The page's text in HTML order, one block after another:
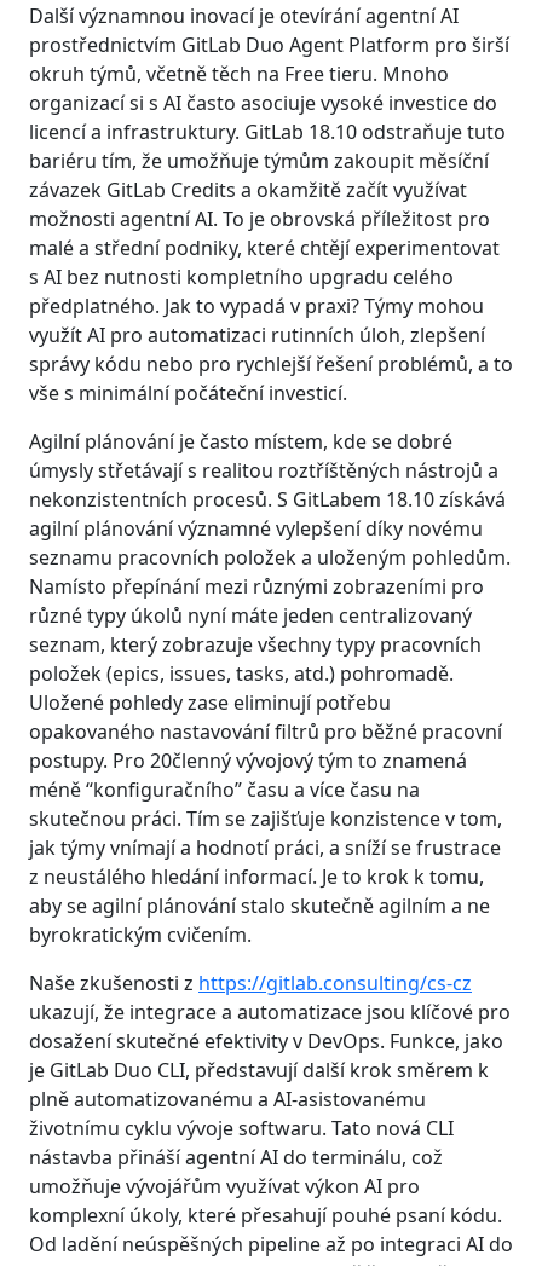
Další významnou inovací je otevírání agentní AI
prostřednictvím GitLab Duo Agent Platform pro širší
okruh týmů, včetně těch na Free tieru. Mnoho
organizací si s AI často asociuje vysoké investice do
licencí a infrastruktury. GitLab 18.10 odstraňuje tuto
bariéru tím, že umožňuje týmům zakoupit měsíční
závazek GitLab Credits a okamžitě začít využívat
možnosti agentní AI. To je obrovská příležitost pro
malé a střední podniky, které chtějí experimentovat
s AI bez nutnosti kompletního upgradu celého
předplatného. Jak to vypadá v praxi? Týmy mohou
využít AI pro automatizaci rutinních úloh, zlepšení
správy kódu nebo pro rychlejší řešení problémů, a to
vše s minimální počáteční investicí.
Agilní plánování je často místem, kde se dobré
úmysly střetávají s realitou roztříštěných nástrojů a
nekonzistentních procesů. S GitLabem 18.10 získává
agilní plánování významné vylepšení díky novému
seznamu pracovních položek a uloženým pohledům.
Namísto přepínání mezi různými zobrazeními pro
různé typy úkolů nyní máte jeden centralizovaný
seznam, který zobrazuje všechny typy pracovních
položek (epics, issues, tasks, atd.) pohromadě.
Uložené pohledy zase eliminují potřebu
opakovaného nastavování filtrů pro běžné pracovní
postupy. Pro 20členný vývojový tým to znamená
méně “konfiguračního” času a více času na
skutečnou práci. Tím se zajišťuje konzistence v tom,
jak týmy vnímají a hodnotí práci, a sníží se frustrace
z neustálého hledání informací. Je to krok k tomu,
aby se agilní plánování stalo skutečně agilním a ne
byrokratickým cvičením.
Naše zkušenosti z https://gitlab.consulting/cs-cz
ukazují, že integrace a automatizace jsou klíčové pro
dosažení skutečné efektivity v DevOps. Funkce, jako
je GitLab Duo CLI, představují další krok směrem k
plně automatizovanému a AI-asistovanému
životnímu cyklu vývoje softwaru. Tato nová CLI
nástavba přináší agentní AI do terminálu, což
umožňuje vývojářům využívat výkon AI pro
komplexní úkoly, které přesahují pouhé psaní kódu.
Od ladění neúspěšných pipeline až po integraci AI do